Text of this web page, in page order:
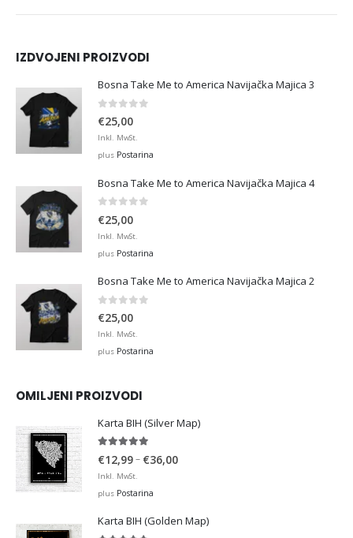
IZDVOJENI PROIZVODI
Bosna Take Me to America Navijačka Majica 3
0 out of 5
€25,00
Inkl. MwSt.
plus Postarina
Bosna Take Me to America Navijačka Majica 4
€25,00
Inkl. MwSt.
plus Postarina
Bosna Take Me to America Navijačka Majica 2
0 out of 5
€25,00
Inkl. MwSt.
plus Postarina
OMILJENI PROIZVODI
Karta BIH (Silver Map)
€12,99– €36,00Price
€36,00
Inkl. MwSt.
plus Postarina
Karta BIH (Golden Map)